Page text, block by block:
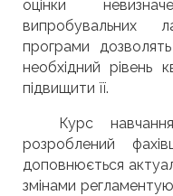
оцінки
випробувальних
програми
необхідний рівень
підвищити її.
Курс
розроблений
доповнюється
змінами